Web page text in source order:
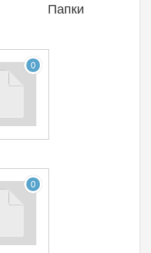
Папки
0
0